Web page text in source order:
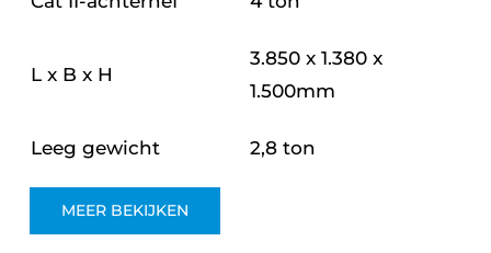
L x B x H
3.850 x 1.380 x
1.500mm
Leeg gewicht 2,8 ton
MEER BEKIJKEN